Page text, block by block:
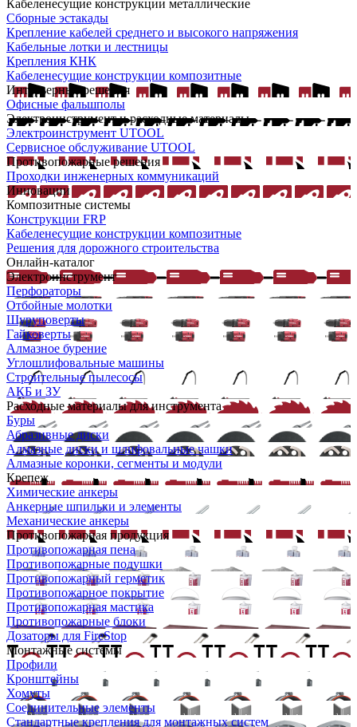
Кабеленесущие конструкции металлические
Сборные эстакады
Крепление кабелей среднего и высокого напряжения
Кабельные лотки и лестницы
Крепления КНК
Кабеленесущие конструкции композитные
Интерьерные решения
Офисные фальшполы
Электроинструмент и расходные материалы
Электроинструмент UTOOL
Сервисное обслуживание UTOOL
Противопожарные решения
Проходки инженерных коммуникаций
Инновации
Композитные системы
Конструкции FRP
Кабеленесущие конструкции композитные
Решения для дорожного строительства
Онлайн-каталог
Электроинструмент
Перфораторы
Отбойные молотки
Шуруповерты
Гайковерты
Алмазное бурение
Углошлифовальные машины
Строительные пылесосы
АКБ и ЗУ
Расходные материалы для инструмента
Буры
Абразивные диски
Алмазные диски и шлифовальные чашки
Алмазные коронки, сегменты и модули
Крепеж
Химические анкеры
Анкерные шпильки и элементы
Механические анкеры
Противопожарная продукция
Противопожарная пена
Противопожарные подушки
Противопожарный герметик
Противопожарное покрытие
Противопожарная мастика
Противопожарные блоки
Дозаторы для FireStop
Монтажные системы
Профили
Кронштейны
Хомуты
Соединительные элементы
Стандартные крепления для монтажных систем